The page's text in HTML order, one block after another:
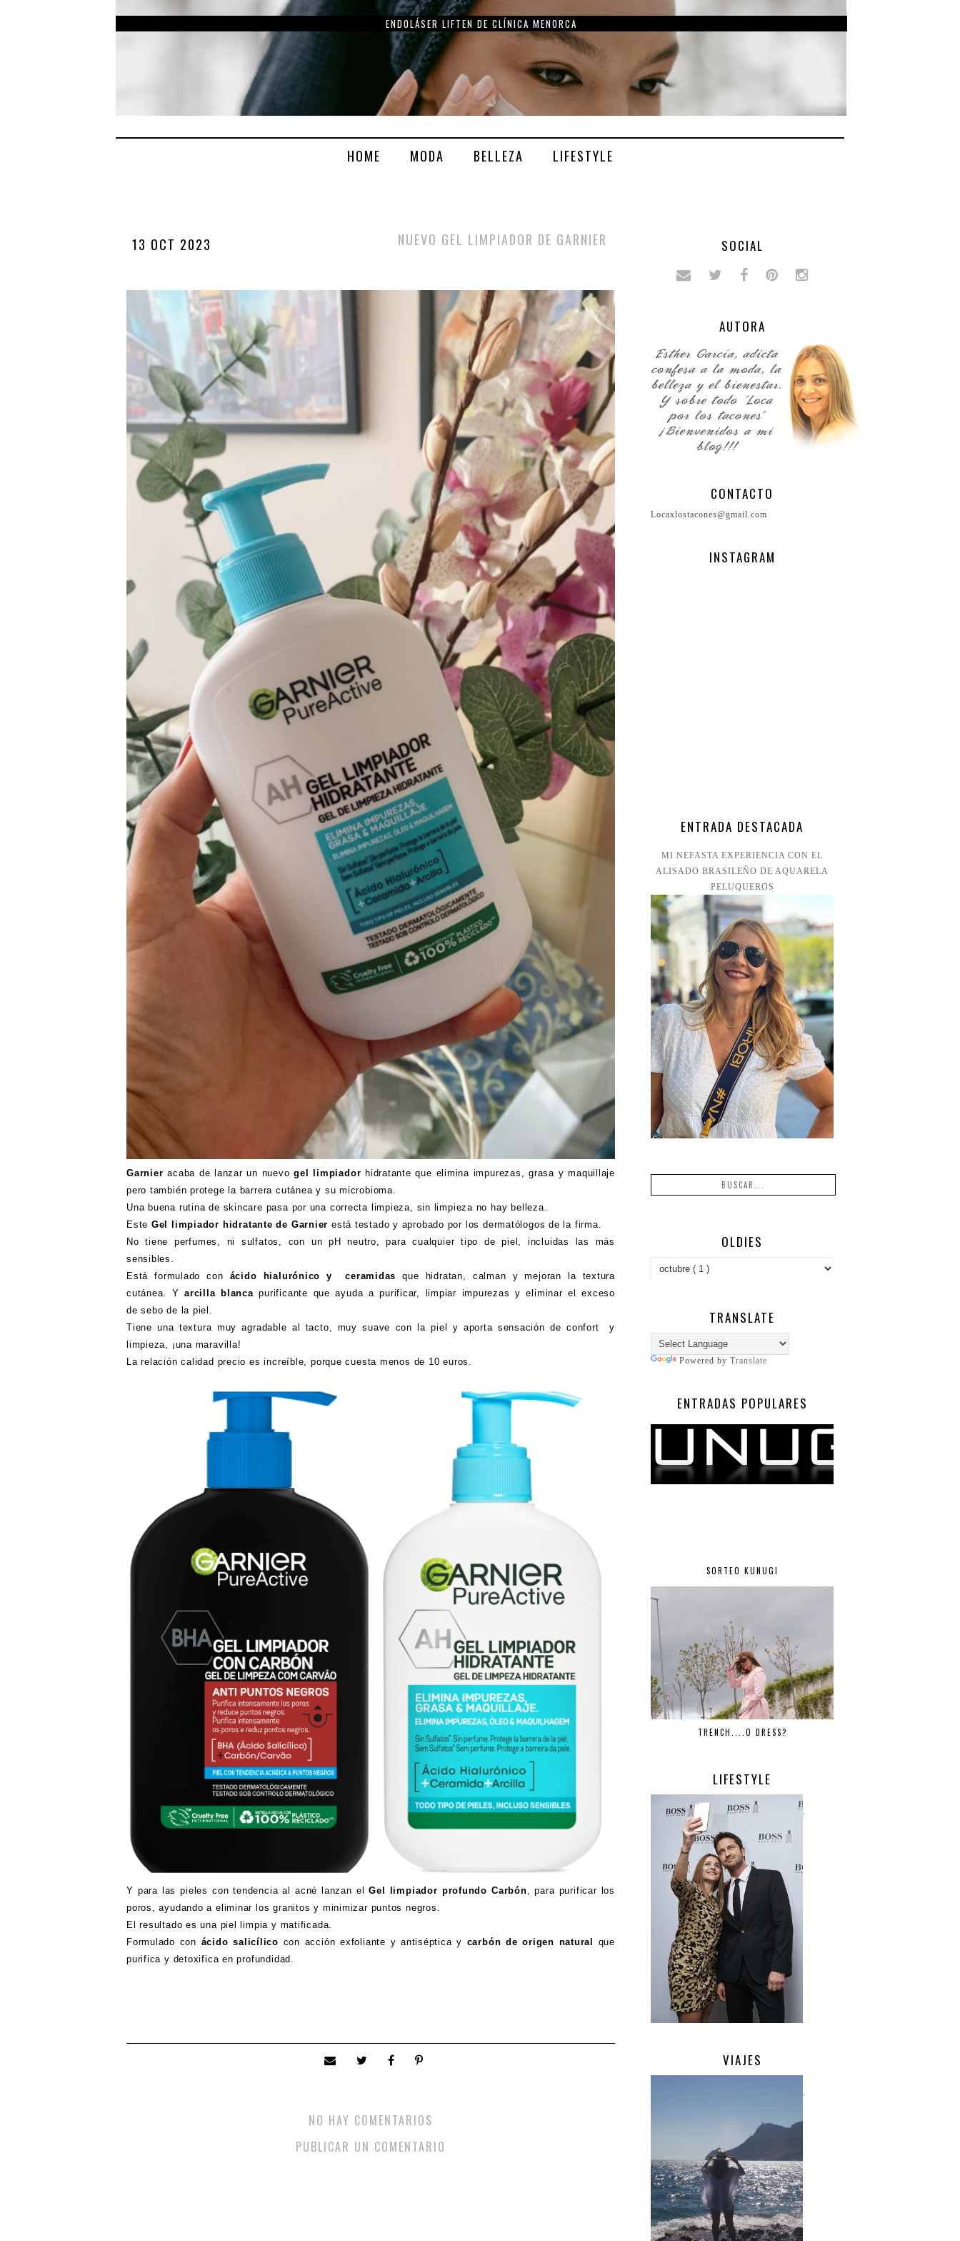
ENDOLÁSER LIFTEN DE CLÍNICA MENORCA
HOME MODA BELLEZA LIFESTYLE
13 OCT 2023 NUEVO GEL LIMPIADOR DE GARNIER
Garnier acaba de lanzar un nuevogel limpiador hidratante que elimina impurezas, grasa y maquillaje
pero también protege la barrera cutánea y su microbioma.
Una buena rutina de skincare pasa por una correcta limpieza, sin limpieza no hay belleza.
Este Gel limpiador hidratante de Garnier está testado y aprobado por los dermatólogos de la firma.
No tiene perfumes, ni sulfatos, con un pH neutro, para cualquier tipo de piel, incluidas las más
sensibles.
Está formulado con ácido hialurónico y ceramidasque hidratan, calman y mejoran la textura
cutánea. Y arcilla blancapurificante que ayuda a purificar, limpiar impurezas y eliminar el exceso
de sebo de la piel.
Tiene una textura muy agradable al tacto, muy suave con la piel y aporta sensación de confort y
limpieza, ¡una maravilla!
La relación calidad precio es increíble, porque cuesta menos de 10 euros.
Y para las pieles con tendencia al acné lanzan elGel limpiador profundo Carbón , para purificar los
poros, ayudando a eliminar los granitos y minimizar puntos negros.
El resultado es una piel limpia y matificada.
Formulado con ácido salicílico con acción exfoliante y antiséptica y carbón de origen natural que
purifica y detoxifica en profundidad.
NO HAY COMENTARIOS
PUBLICAR UN COMENTARIO
SOCIAL
AUTORA
CONTACTO
Locaxlostacones@gmail.com
INSTAGRAM
ENTRADA DESTACADA
MI NEFASTA EXPERIENCIA CON EL
ALISADO BRASILEÑO DE AQUARELA
PELUQUEROS
OLDIES
TRANSLATE
Powered by Translate
ENTRADAS POPULARES
SORTEO KUNUGI
TRENCH....O DRESS?
LIFESTYLE
.
VIAJES
.